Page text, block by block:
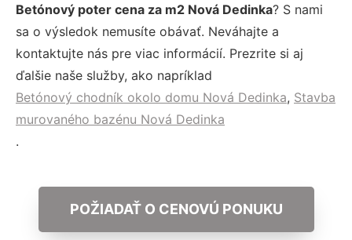
Betónový poter cena za m2 Nová Dedinka? S nami
sa o výsledok nemusíte obávať. Neváhajte a
kontaktujte nás pre viac informácií. Prezrite si aj
ďalšie naše služby, ako napríklad
Betónový chodník okolo domu Nová Dedinka, Stavba
murovaného bazénu Nová Dedinka
.
POŽIADAŤ O CENOVÚ PONUKU